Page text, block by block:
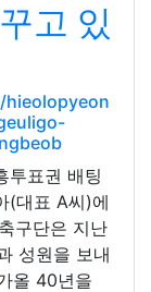
고 있
투표권 배팅
(대표 A씨)에
구단은 지난
성원을 보내
올 40년을